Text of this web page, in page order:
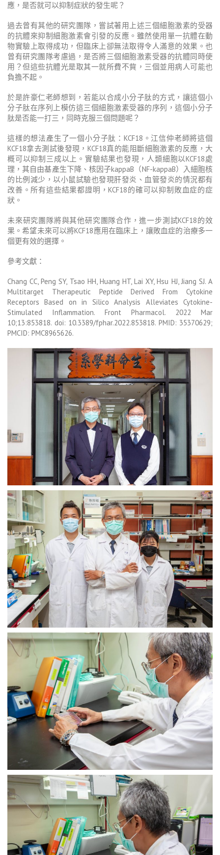
應，是否就可以抑制症狀的發生呢？
過去曾有其他的研究團隊，嘗試著用上述三個細胞激素的受器
的抗體來抑制細胞激素會引發的反應。雖然使用單一抗體在動
物實驗上取得成功，但臨床上卻無法取得令人滿意的效果。也
曾有研究團隊考慮過，是否將三個細胞激素受器的抗體同時使
用？但這些抗體光是取其一就所費不貲，三個並用病人可能也
負擔不起。
於是許豪仁老師想到，若能以合成小分子肽的方式，讓這個小
分子肽在序列上模仿這三個細胞激素受器的序列，這個小分子
肽是否能一打三，同時克服三個問題呢？
這樣的想法產生了一個小分子肽：KCF18。江信仲老師將這個
KCF18拿去測試後發現，KCF18真的能阻斷細胞激素的反應，大
概可以抑制三成以上。實驗結果也發現，人類細胞以KCF18處
理，其自由基產生下降、核因子kappaB（NF-kappaB）入細胞核
的比例減少，以小鼠試驗也發現肝發炎、血管發炎的情況都有
改善。所有這些結果都證明，KCF18的確可以抑制敗血症的症
狀。
未來研究團隊將與其他研究團隊合作，進一步測試KCF18的效
果。希望未來可以將KCF18應用在臨床上，讓敗血症的治療多一
個更有效的選擇。
參考文獻：
Chang CC, Peng SY, Tsao HH, Huang HT, Lai XY, Hsu HJ, Jiang SJ. A
Multitarget Therapeutic Peptide Derived From Cytokine
Receptors Based on in Silico Analysis Alleviates Cytokine-
Stimulated Inflammation. Front Pharmacol. 2022 Mar
10;13:853818. doi: 10.3389/fphar.2022.853818. PMID: 35370629;
PMCID: PMC8965626.